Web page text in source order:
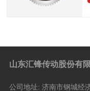
山东汇锋传动股份有
公司地址: 济南市钢城经